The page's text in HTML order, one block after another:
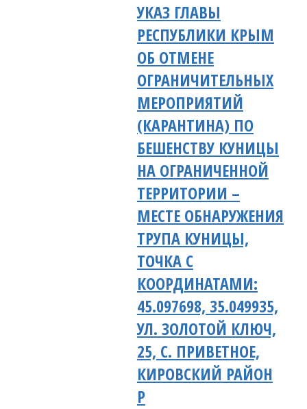
УКАЗ ГЛАВЫ
РЕСПУБЛИКИ КРЫМ
ОБ ОТМЕНЕ
ОГРАНИЧИТЕЛЬНЫХ
МЕРОПРИЯТИЙ
(КАРАНТИНА) ПО
БЕШЕНСТВУ КУНИЦЫ
НА ОГРАНИЧЕННОЙ
ТЕРРИТОРИИ –
МЕСТЕ ОБНАРУЖЕНИЯ
ТРУПА КУНИЦЫ,
ТОЧКА С
КООРДИНАТАМИ:
45.097698, 35.049935,
УЛ. ЗОЛОТОЙ КЛЮЧ,
25, С. ПРИВЕТНОЕ,
КИРОВСКИЙ РАЙОН
Р